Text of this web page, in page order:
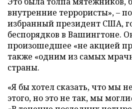
внутренние террористы», –
избранный президент США,
беспорядков в Вашингтоне.
произошедшее «не акцией
также «одним из самых
страны.
«Я бы хотел сказать, что мы
этого, но это не так, мы